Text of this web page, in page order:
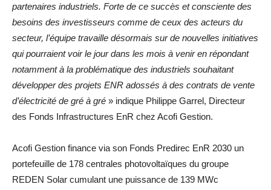
partenaires industriels. Forte de ce succès et consciente des
besoins des investisseurs comme de ceux des acteurs du
secteur, l’équipe travaille désormais sur de nouvelles initiatives
qui pourraient voir le jour dans les mois à venir en répondant
notamment à la problématique des industriels souhaitant
développer des projets ENR adossés à des contrats de vente
d’électricité de gré à gré » indique Philippe Garrel, Directeur
des Fonds Infrastructures EnR chez Acofi Gestion.
Acofi Gestion finance via son Fonds Predirec EnR 2030 un
portefeuille de 178 centrales photovoltaïques du groupe
REDEN Solar cumulant une puissance de 139 MWc